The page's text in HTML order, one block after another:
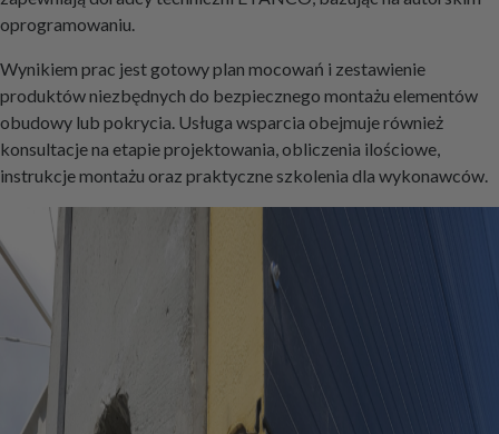
oprogramowaniu.
Wynikiem prac jest gotowy plan mocowań i zestawienie
produktów niezbędnych do bezpiecznego montażu elementów
obudowy lub pokrycia. Usługa wsparcia obejmuje również
konsultacje na etapie projektowania, obliczenia ilościowe,
instrukcje montażu oraz praktyczne szkolenia dla wykonawców.